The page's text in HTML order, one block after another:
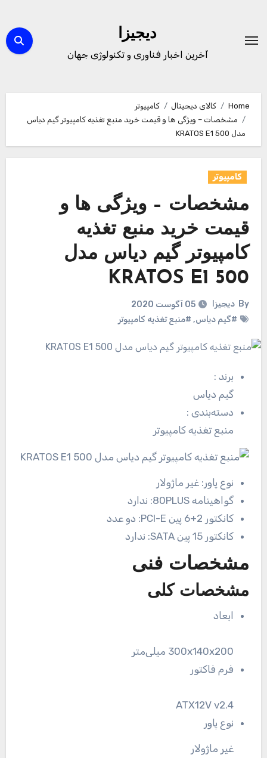
content
دیجیزا
آخرین اخبار فناوری و تکنولوژی جهان
Home کالای دیجیتال
کامپیوتر
مشخصات – ویژگی ها و قیمت خرید منبع تغذیه کامپیوتر گیم دیاس
مدل KRATOS E1 500
کامپیوتر
مشخصات – ویژگی ها و
قیمت خرید منبع تغذیه
کامپیوتر گیم دیاس مدل
KRATOS E1 500
By دیجیزا
05 آگوست 2020
#گیم دیاس, #منبع تغذیه کامپیوتر
برند:
گیم دیاس
دسته‌بندی:
منبع تغذیه کامپیوتر
نوع پاور: غیر ماژولار
گواهینامه 80PLUS:
ندارد
کانکتور 2+6 پین PCI-E:
دو عدد
کانکتور 15 پین SATA:
ندارد
مشخصات فنی
مشخصات کلی
ابعاد
300x140x200 میلی‌متر
فرم فاکتور
ATX12V v2.4
نوع پاور
غیر ماژولار